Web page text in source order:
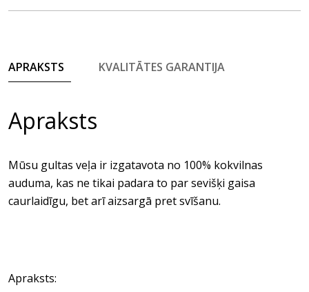
APRAKSTS KVALITĀTES GARANTIJA
Apraksts
Mūsu gultas veļa ir izgatavota no 100% kokvilnas
auduma, kas ne tikai padara to par sevišķi gaisa
caurlaidīgu, bet arī aizsargā pret svīšanu.
Apraksts: